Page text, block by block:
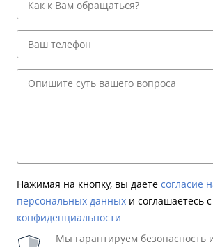
Нажимая на кнопку, вы даете согласие
персональных данных и соглашаетесь c
конфиденциальности
Мы гарантируем безопасность